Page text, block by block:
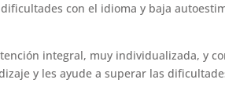
con el idioma y baja
integral, muy individualizada, y
y les ayude a superar las